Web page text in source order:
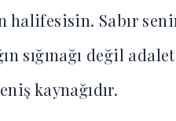
halifesisin. Sabır
sığınağı değil
kaynağıdır.